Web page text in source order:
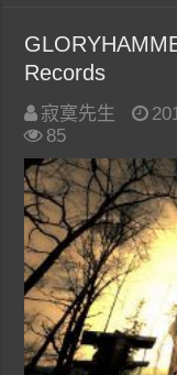
Records
寂寞先生
85